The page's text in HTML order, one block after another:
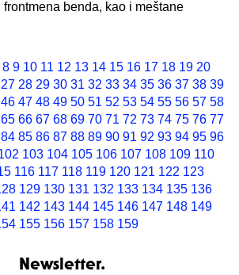
frontmena benda, kao i meštane
8 9 10 11 12 13 14 15 16 17 18 19 20
27 28 29 30 31 32 33 34 35 36 37 38 39
46 47 48 49 50 51 52 53 54 55 56 57 58
65 66 67 68 69 70 71 72 73 74 75 76 77
84 85 86 87 88 89 90 91 92 93 94 95 96
103 104 105 106 107 108 109 110
116 117 118 119 120 121 122 123
129 130 131 132 133 134 135 136
142 143 144 145 146 147 148 149
155 156 157 158 159
Newsletter.